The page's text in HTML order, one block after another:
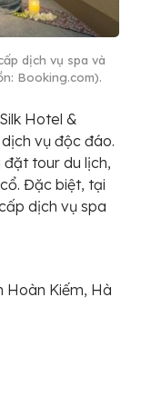
dịch vụ spa và
Booking.com).
Hotel &
vụ độc đáo.
đặt tour du lịch,
Đặc biệt, tại
dịch vụ spa
Hoàn Kiếm, Hà